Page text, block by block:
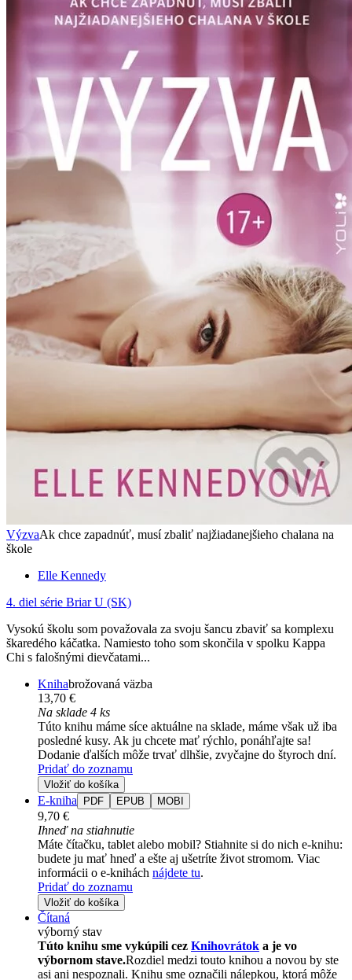
VýzvaAk chce zapadnúť, musí zbaliť najžiadanejšieho chalana na
škole
Elle Kennedy
4. diel série Briar U (SK)
Vysokú školu som považovala za svoju šancu zbaviť sa komplexu
škaredého káčatka. Namiesto toho som skončila v spolku Kappa
Chi s falošnými dievčatami...
Knihabrožovaná väzba
13,70 €
Na sklade 4 ks
Túto knihu máme síce aktuálne na sklade, máme však už iba
posledné kusy. Ak ju chcete mať rýchlo, ponáhľajte sa!
Dodanie ďalších môže trvať dlhšie, zvyčajne do štyroch dní.
Pridať do zoznamu
Vložiť do košíka
E-kniha PDF EPUB MOBI
9,70 €
Ihneď na stiahnutie
Máte čítačku, tablet alebo mobil? Stiahnite si do nich e-knihu:
budete ju mať hneď a ešte aj ušetríte život stromom. Viac
informácii o e-knihách nájdete tu.
Pridať do zoznamu
Vložiť do košíka
Čítaná
výborný stav
Túto knihu sme vykúpili cez Knihovrátok a je vo
výbornom stave.Rozdiel medzi touto knihou a novou by ste
asi ani nespoznali. Knihu sme označili nálepkou, ktorá môže